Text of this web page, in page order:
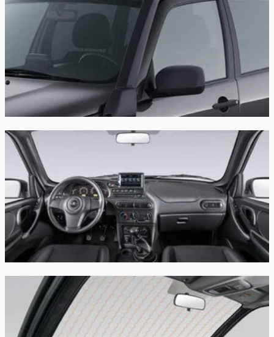
Клиренс: 220 мм
Масса: 1485 кг
Объём багажника: 650 л
Трансмиссия: Механическая
Привод: Полный
Передняя подвеска:
многорычажная
Задняя подвеска: Зависимая - мост
Передние тормоза: Дисковые
Производство: Тольятти
Гарантия: 2 года или 50 000 км